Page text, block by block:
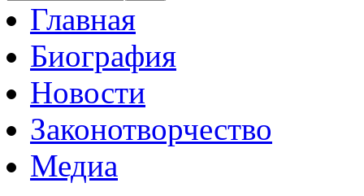
Главная
Биография
Новости
Законотворчество
Медиа